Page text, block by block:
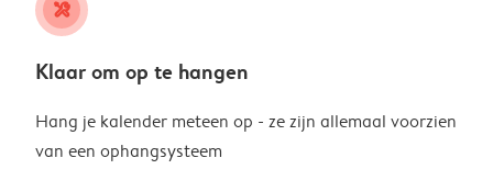
tools
Klaar om op te hangen
Hang je kalender meteen op - ze zijn allemaal voorzien
van een ophangsysteem